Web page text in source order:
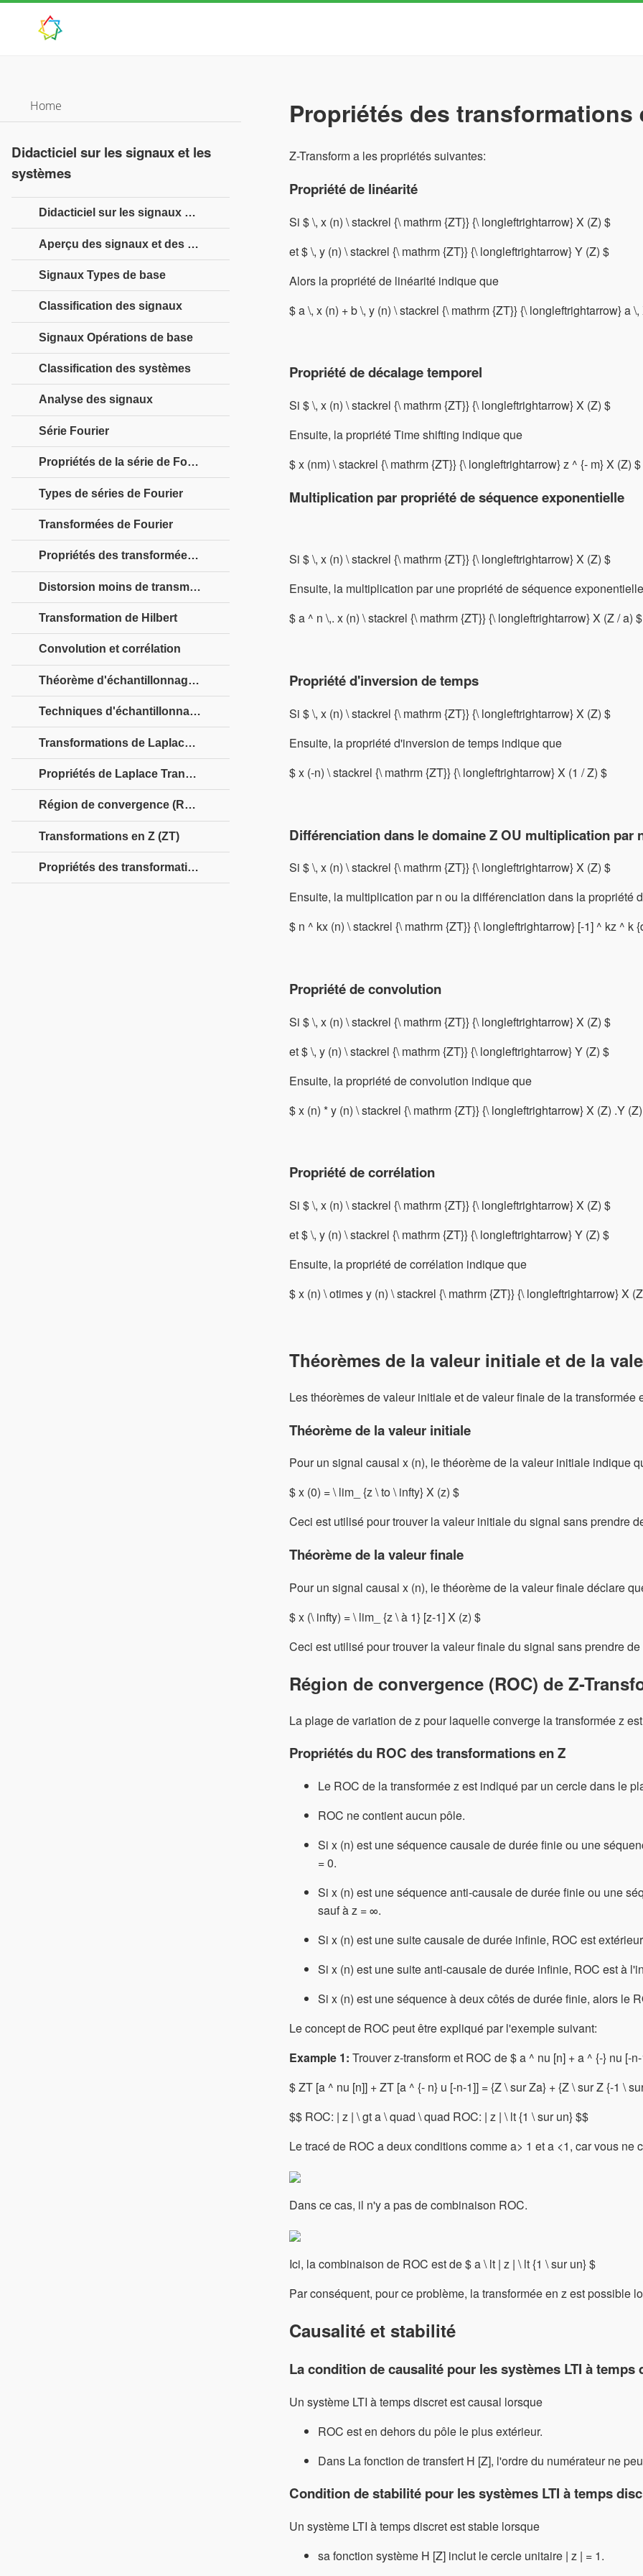
Propriétés des transformations
Z-Transform a les propriétés suivantes:
Propriété de linéarité
Si $ \, x (n) \ stackrel {\ mathrm {ZT}} {\ longleftrightarrow} X (Z) $
et $ \, y (n) \ stackrel {\ mathrm {ZT}} {\ longleftrightarrow} Y (Z) $
Alors la propriété de linéarité indique que
$ a \, x (n) + b \, y (n) \ stackrel {\ mathrm {ZT}} {\ longleftrightarrow} a
Propriété de décalage temporel
Si $ \, x (n) \ stackrel {\ mathrm {ZT}} {\ longleftrightarrow} X (Z) $
Ensuite, la propriété Time shifting indique que
$ x (nm) \ stackrel {\ mathrm {ZT}} {\ longleftrightarrow} z ^ {- m} X (Z) $
Multiplication par propriété de séquence exponentielle
Si $ \, x (n) \ stackrel {\ mathrm {ZT}} {\ longleftrightarrow} X (Z) $
Ensuite, la multiplication par une propriété de séquence
$ a ^ n \,. x (n) \ stackrel {\ mathrm {ZT}} {\ longleftrightarrow} X (Z / a) $
Propriété d'inversion de temps
Si $ \, x (n) \ stackrel {\ mathrm {ZT}} {\ longleftrightarrow} X (Z) $
Ensuite, la propriété d'inversion de temps indique que
$ x (-n) \ stackrel {\ mathrm {ZT}} {\ longleftrightarrow} X (1 / Z) $
Différenciation dans le domaine Z OU multiplication par
Si $ \, x (n) \ stackrel {\ mathrm {ZT}} {\ longleftrightarrow} X (Z) $
Ensuite, la multiplication par n ou la différenciation dans la propriété
$ n ^ kx (n) \ stackrel {\ mathrm {ZT}} {\ longleftrightarrow} [-1] ^ kz ^ k
Propriété de convolution
Si $ \, x (n) \ stackrel {\ mathrm {ZT}} {\ longleftrightarrow} X (Z) $
et $ \, y (n) \ stackrel {\ mathrm {ZT}} {\ longleftrightarrow} Y (Z) $
Ensuite, la propriété de convolution indique que
$ x (n) * y (n) \ stackrel {\ mathrm {ZT}} {\ longleftrightarrow} X (Z) .Y
Propriété de corrélation
Si $ \, x (n) \ stackrel {\ mathrm {ZT}} {\ longleftrightarrow} X (Z) $
et $ \, y (n) \ stackrel {\ mathrm {ZT}} {\ longleftrightarrow} Y (Z) $
Ensuite, la propriété de corrélation indique que
$ x (n) \ otimes y (n) \ stackrel {\ mathrm {ZT}} {\ longleftrightarrow} X
Théorèmes de la valeur initiale et de la
Les théorèmes de valeur initiale et de valeur finale de la
Théorème de la valeur initiale
Pour un signal causal x (n), le théorème de la valeur initiale indique
$ x (0) = \ lim_ {z \ to \ infty} ⁡X (z) $
Ceci est utilisé pour trouver la valeur initiale du signal sans prendre
Théorème de la valeur finale
Pour un signal causal x (n), le théorème de la valeur finale déclare
$ x (\ infty) = \ lim_ {z \ à 1} [z-1] ⁡X (z) $
Ceci est utilisé pour trouver la valeur finale du signal sans prendre
Région de convergence (ROC) de Z-
La plage de variation de z pour laquelle converge la transformée z
Propriétés du ROC des transformations en Z
Le ROC de la transformée z est indiqué par un cercle dans le
ROC ne contient aucun pôle.
Si x (n) est une séquence causale de durée finie ou une
= 0.
Si x (n) est une séquence anti-causale de durée finie ou une
sauf à z = ∞.
Si x (n) est une suite causale de durée infinie, ROC est
Si x (n) est une suite anti-causale de durée infinie, ROC est à
Si x (n) est une séquence à deux côtés de durée finie, alors le
Le concept de ROC peut être expliqué par l'exemple suivant:
Example 1: Trouver z-transform et ROC de $ a ^ nu [n] + a ^ {-} nu [-
$ ZT [a ^ nu [n]] + ZT [a ^ {- n} u [-n-1]] = {Z \ sur Za} + {Z \ sur Z {-1 \
$$ ROC: | z | \ gt a \ quad \ quad ROC: | z | \ lt {1 \ sur un} $$
Le tracé de ROC a deux conditions comme a> 1 et a <1, car vous ne
Dans ce cas, il n'y a pas de combinaison ROC.
Ici, la combinaison de ROC est de $ a \ lt | z | \ lt {1 \ sur un} $
Par conséquent, pour ce problème, la transformée en z est possible
Causalité et stabilité
La condition de causalité pour les systèmes LTI à
Un système LTI à temps discret est causal lorsque
ROC est en dehors du pôle le plus extérieur.
Dans La fonction de transfert H [Z], l'ordre du numérateur ne
Condition de stabilité pour les systèmes LTI à temps
Un système LTI à temps discret est stable lorsque
sa fonction système H [Z] inclut le cercle unitaire | z | = 1.
Home
Didacticiel sur les signaux et les
systèmes
Didacticiel sur les signaux et les systèmes
Aperçu des signaux et des systèmes
Signaux Types de base
Classification des signaux
Signaux Opérations de base
Classification des systèmes
Analyse des signaux
Série Fourier
Propriétés de la série de Fourier
Types de séries de Fourier
Transformées de Fourier
Propriétés des transformées de Fourier
Distorsion moins de transmission
Transformation de Hilbert
Convolution et corrélation
Théorème d'échantillonnage des signaux
Techniques d'échantillonnage des signaux
Transformations de Laplace (LT)
Propriétés de Laplace Transforms
Région de convergence (ROC)
Transformations en Z (ZT)
Propriétés des transformations en Z